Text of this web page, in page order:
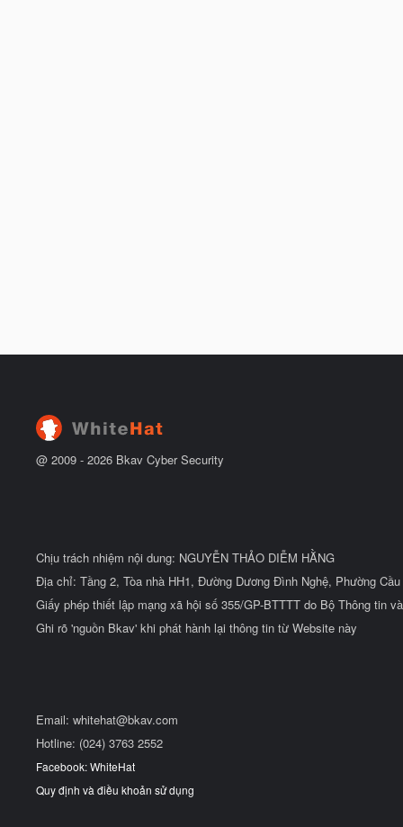
@ 2009 - 2026 Bkav Cyber Security
Chịu trách nhiệm nội dung: NGUYỄN THẢO DIỄM HẰNG
Địa chỉ: Tầng 2, Tòa nhà HH1, Đường Dương Đình Nghệ, Phường
Giấy phép thiết lập mạng xã hội số 355/GP-BTTTT do Bộ Thông tin
Ghi rõ 'nguồn Bkav' khi phát hành lại thông tin từ Website này
Email: whitehat@bkav.com
Hotline: (024) 3763 2552
Facebook: WhiteHat
Quy định và điều khoản sử dụng